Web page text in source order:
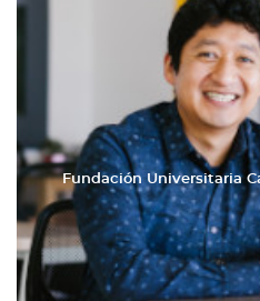
Fundación Universitaria